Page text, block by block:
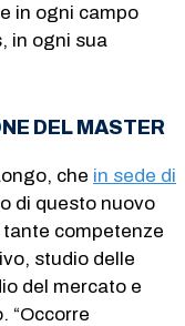
in ogni campo
in ogni sua
DEL MASTER
che in sede di
di questo nuovo
tante competenze
studio delle
del mercato e
“Occorre